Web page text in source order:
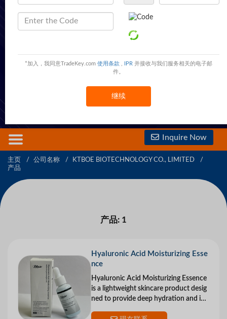
*加入，我同意TradeKey.com 使用条款 IPR 并接收与我们服务相关的电子邮
件。
继续
Guangde Park,Yingde City,Guangdong Province,China China
查看手機號碼
Inquire Now
主页 公司名称
KTBOE BIOTECHNOLOGY CO., LIMITED
产品
产品: 1
Hyaluronic Acid Moisturizing Esse
nce
Hyaluronic Acid Moisturizing Essence
is a lightweight skincare product desig
ned to provide deep hydration and im